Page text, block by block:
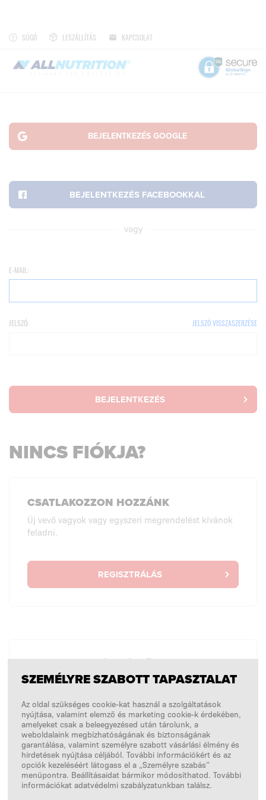
SÚGÓ LESZÁLLÍTÁS KAPCSOLAT
vagy
E-MAIL:
JELSZÓ: JELSZÓ VISSZASZERZÉSE
BEJELENTKEZÉS
NINCS FIÓKJA?
CSATLAKOZZON HOZZÁNK
Új vevő vagyok vagy egyszeri megrendelést kívánok
feladni.
REGISZTRÁLÁS
Egyszeri megrendelést kívánok feladni
VÁSÁRLÁSOK BEJELENTKEZÉS NÉLKÜL
SZEMÉLYRE SZABOTT TAPASZTALAT
Az oldal szükséges cookie-kat használ a szolgáltatások
nyújtása, valamint elemző és marketing cookie-k érdekében,
amelyeket csak a beleegyezésed után tárolunk, a
weboldalaink megbízhatóságának és biztonságának
garantálása, valamint személyre szabott vásárlási élmény és
hirdetések nyújtása céljából. További információkért és az
opciók kezeléséért látogass el a „Személyre szabás”
menüpontra. Beállításaidat bármikor módosíthatod. További
információkat adatvédelmi szabályzatunkban találsz.